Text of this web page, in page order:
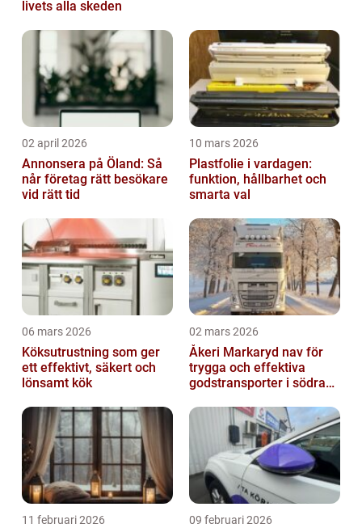
livets alla skeden
02 april 2026
Annonsera på Öland: Så
når företag rätt besökare
vid rätt tid
10 mars 2026
Plastfolie i vardagen:
funktion, hållbarhet och
smarta val
06 mars 2026
Köksutrustning som ger
ett effektivt, säkert och
lönsamt kök
02 mars 2026
Åkeri Markaryd nav för
trygga och effektiva
godstransporter i södra
11 februari 2026 09 februari 2026